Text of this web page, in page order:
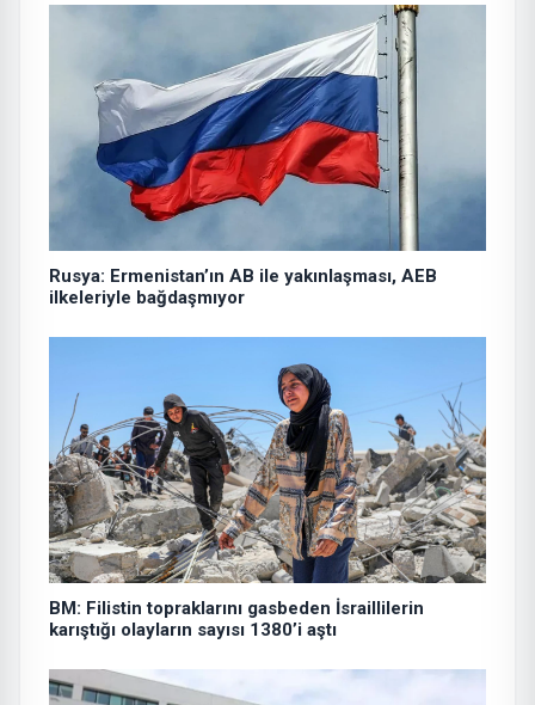
Rusya: Ermenistan’ın AB ile yakınlaşması, AEB
ilkeleriyle bağdaşmıyor
BM: Filistin topraklarını gasbeden İsraillilerin
karıştığı olayların sayısı 1380’i aştı